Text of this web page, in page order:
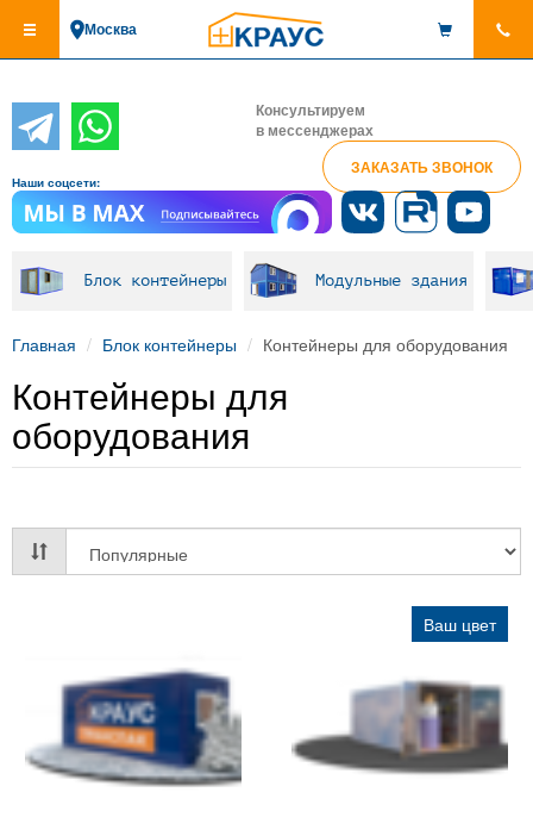
основному
Москва
Консультируем
в мессенджерах
ЗАКАЗАТЬ ЗВОНОК
Наши соцсети:
Блок контейнеры Модульные здания
Главная Блок контейнеры Контейнеры для оборудования
Контейнеры для
оборудования
Ваш цвет